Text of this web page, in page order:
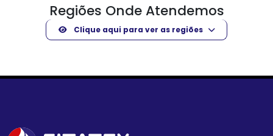
Regiões Onde Atendemos
Clique aqui para ver as regiões